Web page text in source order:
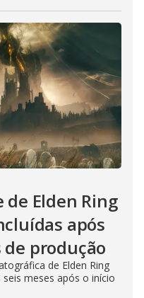
Elden Ring
após
de produção
de Elden Ring
meses após o início